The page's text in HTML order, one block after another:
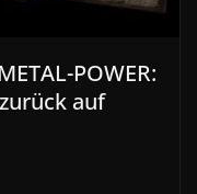
POWER:
zurück auf